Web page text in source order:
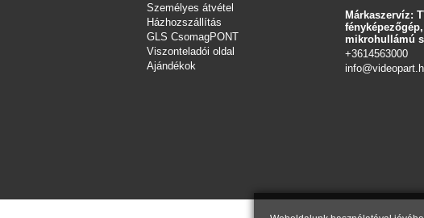
Személyes átvétel
Házhozszállítás
GLS CsomagPONT
Viszonteladói oldal
Ajándékok
Márkaszervíz:
mikrohullámú
+3614563000
info